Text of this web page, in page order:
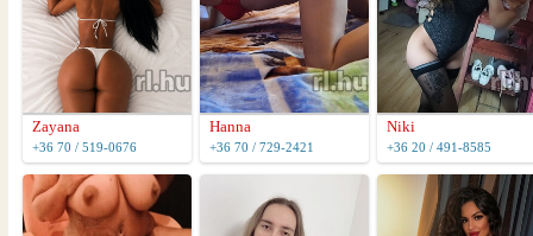
Zayana
+36 70 / 519-0676
Hanna
+36 70 / 729-2421
Niki
+36 20 / 491-8585